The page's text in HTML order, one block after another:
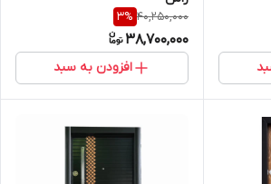
40,250,000
3%
38,700,000
افزودن به سبد